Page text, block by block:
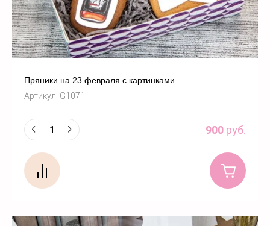
Пряники на 23 февраля с картинками
Артикул: G1071
900 руб.